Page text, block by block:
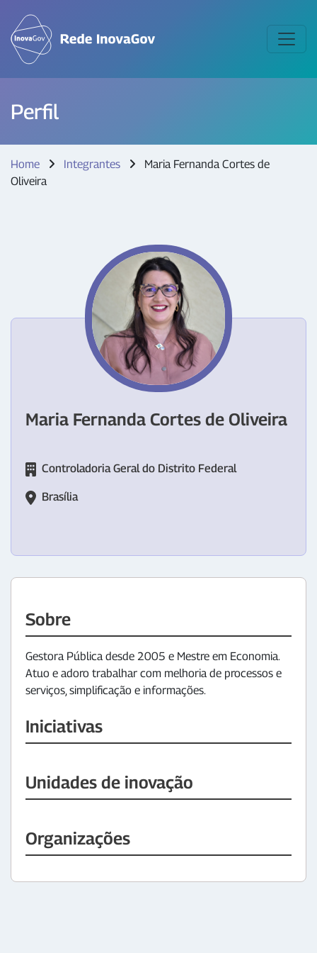
Perfil
Home Integrantes
Maria Fernanda Cortes de
Oliveira
Maria Fernanda Cortes de Oliveira
Controladoria Geral do Distrito Federal
Brasília
Sobre
Gestora Pública desde 2005 e Mestre em Economia.
Atuo e adoro trabalhar com melhoria de processos e
serviços, simplificação e informações.
Iniciativas
Unidades de inovação
Organizações